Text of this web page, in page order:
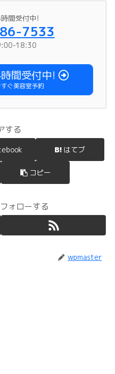
間受付中!
7533
18:30
間受付中!
ぐ美容室予約
する
はてブ
コピー
ォローする
wpmaster